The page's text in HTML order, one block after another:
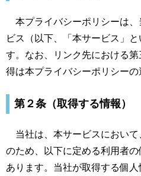
本プライバシーポリシーは
ビス（以下、「本サービス」
す。なお、リンク先における
得は本プライバシーポリシーの
第２条（取得する情報）
当社は、本サービスにおい
のため、以下に定める利用者
あります。当社が取得する個